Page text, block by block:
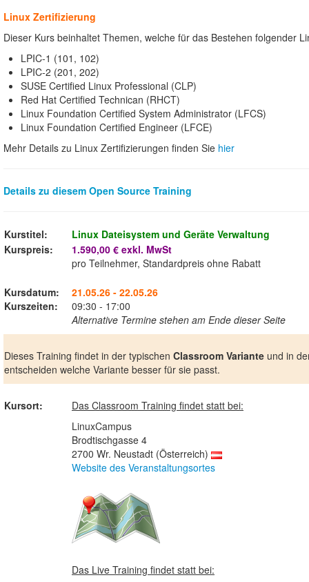
Linux Zertifizierung
Dieser Kurs beinhaltet Themen, welche für das Bestehen folgender
LPIC-1 (101, 102)
LPIC-2 (201, 202)
SUSE Certified Linux Professional (CLP)
Red Hat Certified Technican (RHCT)
Linux Foundation Certified System Administrator (LFCS)
Linux Foundation Certified Engineer (LFCE)
Mehr Details zu Linux Zertifizierungen finden Sie hier
Details zu diesem Open Source Training
Kurstitel:
Linux Dateisystem und Geräte Verwaltung
Kurspreis:
1.590,00 € exkl. MwSt
pro Teilnehmer, Standardpreis ohne Rabatt
Kursdatum:
Kurszeiten:
21.05.26 - 22.05.26
09:30 - 17:00
Alternative Termine stehen am Ende dieser Seite
Dieses Training findet in der typischen Classroom Variante und in
entscheiden welche Variante besser für sie passt.
Kursort:
Das Classroom Training findet statt bei:
LinuxCampus
Brodtischgasse 4
2700 Wr. Neustadt (Österreich)
Website des Veranstaltungsortes
Das Live Training findet statt bei: